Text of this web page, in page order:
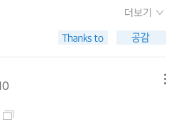
서는 몇 년이 지나도 구별하지 못
‘꿀’을 구별할 수 없
’을 구별하는 것은 한국어와 아프
, ‘사다’와 ‘싸다’를 다른 뜻으
인 것이다.(27)”
그렇게까지 해야겠니?'라는 동료
의 관습에 맞서는 '미주'의 정의로
받아들이고 모든 것을 '운'으로 돌
'운이 없어서'라고 생각해버리는
시제를 의심하며 갑질을 당하는
선 페미니스트>는 7월을 넘어와
데 이제야 손댄 <마거릿 생어의
번 들었는데도 좀처럼 머리에 남는
보려고 한다. 당시에는 나름 파
그 정도는 아니지만, 읽어볼만한
집안 출신이 아닌 농민의 딸이고
하지 않아 (간도에 오래 머물렀
리얼하게 그려냈다고 느꼈다.
어보기로. <안개 속의 영원> :
더보기